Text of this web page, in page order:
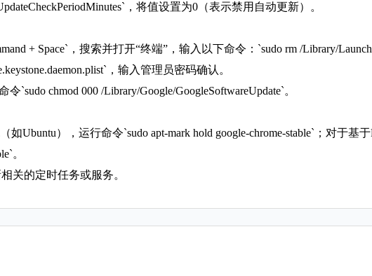
，将值设置为0（表示禁用自动更新）。
+ Space`，搜索并打开“终端”，输入以下命令：`sudo rm /Library/
，输入管理员密码确认。
`sudo chmod 000 /Library/Google/GoogleSoftwareUpdate`。
Ubuntu），运行命令`sudo apt-mark hold google-chrome-stable`；对于基
。
关的定时任务或服务。